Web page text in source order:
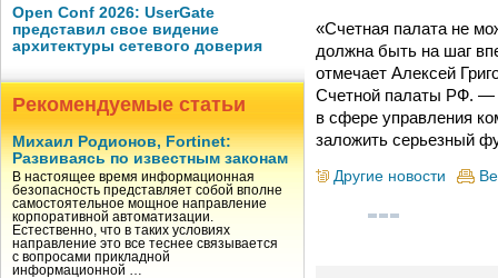
Open Conf 2026: UserGate
представил свое видение
архитектуры сетевого доверия
Рекомендуемые статьи
Михаил Родионов, Fortinet:
Развиваясь по известным законам
В настоящее время информационная
безопасность представляет собой вполне
самостоятельное мощное направление
корпоративной автоматизации.
Естественно, что в таких условиях
направление это все теснее связывается
с вопросами прикладной
информационной …
«Счетная палата не
должна быть на шаг
отмечает Алексей
Счетной палаты РФ. —
в сфере управления
заложить серьезный
Другие новости